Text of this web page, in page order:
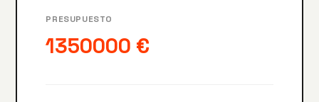
PRESUPUESTO
1350000 €